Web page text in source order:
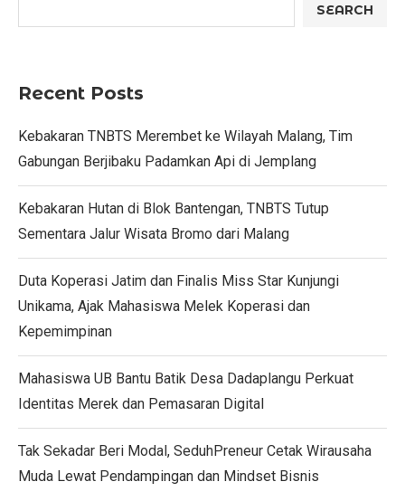
SEARCH
Recent Posts
Kebakaran TNBTS Merembet ke Wilayah Malang, Tim
Gabungan Berjibaku Padamkan Api di Jemplang
Kebakaran Hutan di Blok Bantengan, TNBTS Tutup
Sementara Jalur Wisata Bromo dari Malang
Duta Koperasi Jatim dan Finalis Miss Star Kunjungi
Unikama, Ajak Mahasiswa Melek Koperasi dan
Kepemimpinan
Mahasiswa UB Bantu Batik Desa Dadaplangu Perkuat
Identitas Merek dan Pemasaran Digital
Tak Sekadar Beri Modal, SeduhPreneur Cetak Wirausaha
Muda Lewat Pendampingan dan Mindset Bisnis